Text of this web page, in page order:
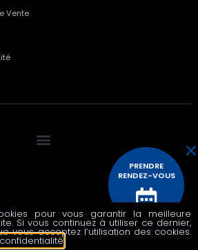
Vente
PRENDRE
RENDEZ-VOUS
CONTACTEZ
pour vous garantir la meilleure
Si vous continuez à utiliser ce dernier,
vous acceptez l’utilisation des cookies.